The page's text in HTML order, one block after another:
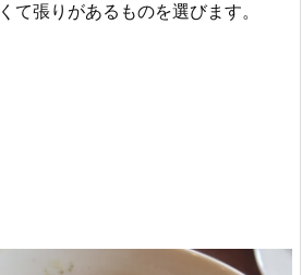
て張りがあるものを選びます。